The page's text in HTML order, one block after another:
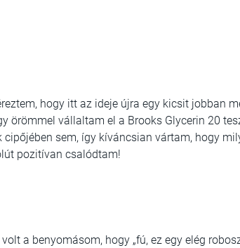
hogy itt az ideje újra egy kicsit jobban
örömmel vállaltam el a Brooks Glycerin 20
sem, így kíváncsian vártam, hogy
pozitívan csalódtam!
a benyomásom, hogy „fú, ez egy elég